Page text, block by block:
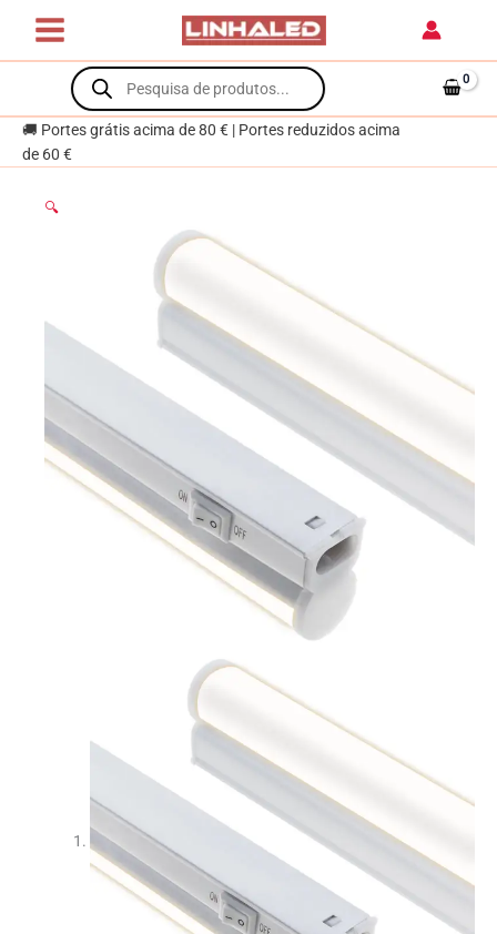
content
Products
search
🚚 Portes grátis acima de 80 € | Portes reduzidos acima
de 60 €
🔍
com
interruptor
1440lm
4000K
Branco